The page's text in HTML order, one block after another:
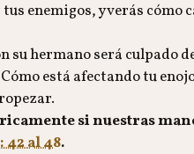
enemigos, y verás cómo
su hermano será culpado
está afectando tu
si nuestras
42 al 48.